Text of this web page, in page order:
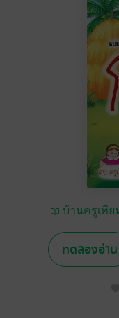
บ้านครูเทีย
ทดลองอ่าน